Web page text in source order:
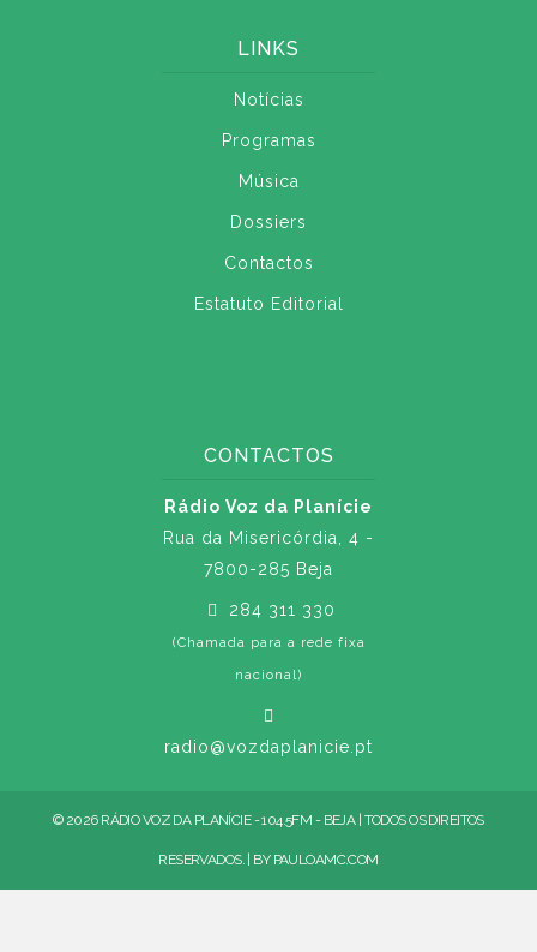
LINKS
Notícias
Programas
Música
Dossiers
Contactos
Estatuto Editorial
CONTACTOS
Rádio Voz da Planície
Rua da Misericórdia, 4 -
7800-285 Beja
284 311 330
(Chamada para a rede fixa
nacional)
radio@vozdaplanicie.pt
© 2026 RÁDIO VOZ DA PLANÍCIE - 104.5FM - BEJA | TODOS OS DIREITOS
RESERVADOS. | BY PAULOAMC.COM